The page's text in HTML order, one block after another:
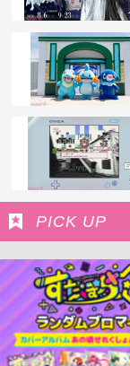
PICK UP